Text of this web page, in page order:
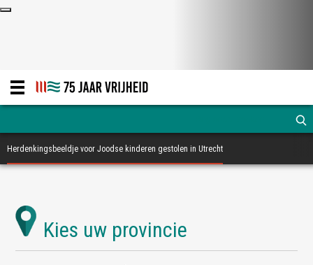
Herdenkingsbeeldje voor Joodse kinderen gestolen in Utrecht